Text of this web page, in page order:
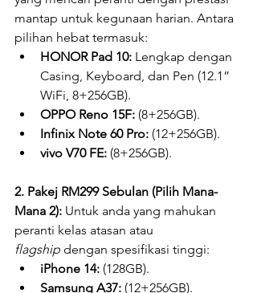
mantap untuk kegunaan harian. Antara
pilihan hebat termasuk:
HONOR Pad 10: Lengkap dengan
Casing, Keyboard, dan Pen (12.1”
WiFi, 8+256GB).
OPPO Reno 15F: (8+256GB).
Infinix Note 60 Pro: (12+256GB).
vivo V70 FE: (8+256GB).
2. Pakej RM299 Sebulan (Pilih Mana-
Mana 2): Untuk anda yang mahukan
peranti kelas atasan atau
flagship dengan spesifikasi tinggi:
iPhone 14: (128GB).
Samsung A37: (12+256GB).